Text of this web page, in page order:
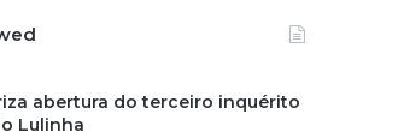
abertura do terceiro inquérito
Lulinha